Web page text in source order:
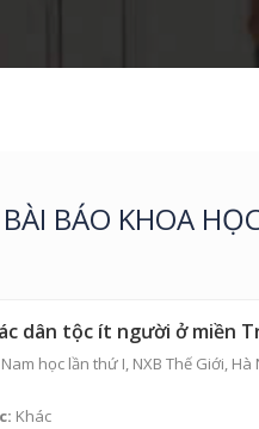
BÁO KHOA
dân tộc ít người ở miền
học lần thứ I, NXB Thế Giới, Hà
Khác